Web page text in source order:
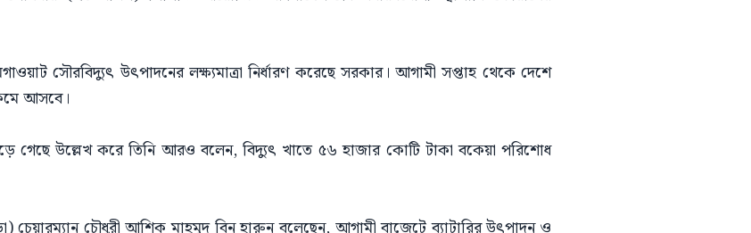
সৌরবিদ্যুৎ উৎপাদনের লক্ষ্যমাত্রা নির্ধারণ করেছে সরকার। আগামী সপ্তাহ থেকে দেশে
আসবে।
গেছে উল্লেখ করে তিনি আরও বলেন, বিদ্যুৎ খাতে ৫৬ হাজার কোটি টাকা বকেয়া পরিশোধ
চেয়ারম্যান চৌধুরী আশিক মাহমুদ বিন হারুন বলেছেন, আগামী বাজেটে ব্যাটারির উৎপাদন ও